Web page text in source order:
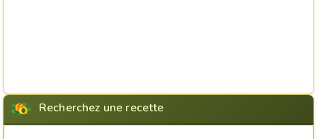
Recherchez une recette